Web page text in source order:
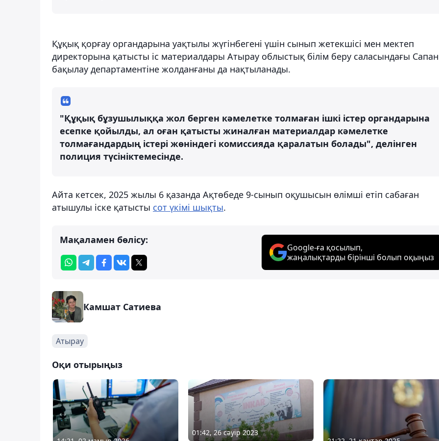
Құқық қорғау органдарына уақтылы жүгінбегені үшін сынып жетекшісі мен мектеп
директорына қатысты іс материалдары Атырау облыстық білім беру саласындағы
бақылау департаментіне жолданғаны да нақтыланады.
"Құқық бұзушылыққа жол берген кәмелетке толмаған ішкі істер органдарына
есепке қойылды, ал оған қатысты жиналған материалдар кәмелетке
толмағандардың істері жөніндегі комиссияда қаралатын болады", делінген
полиция түсініктемесінде.
Айта кетсек, 2025 жылы 6 қазанда Ақтөбеде 9-сынып оқушысын өлімші етіп сабаған
атышулы іске қатысты сот үкімі шықты.
Мақаламен бөлісу:
Google-ға қосылып,
жаңалықтарды бірінші болып оқыңыз
Камшат Сатиева
Атырау
Оқи отырыңыз
01:42, 26 сәуір 2023